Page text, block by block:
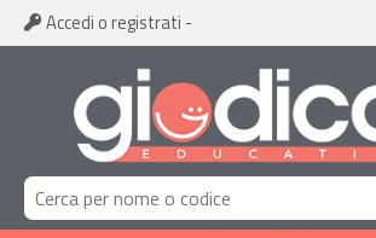
Accedi o registrati -